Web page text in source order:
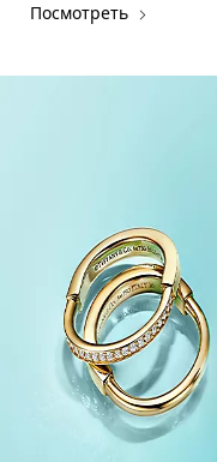
Посмотреть